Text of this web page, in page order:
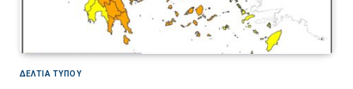
ΔΕΛΤΙΑ ΤΥΠΟΥ